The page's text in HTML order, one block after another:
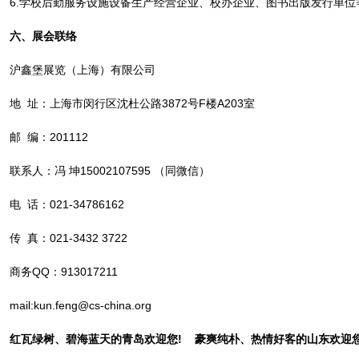
六、展会联络
沪鑫堡展览（上海）有限公司
地 址：上海市闵行区沈杜公路3872号F楼A203室
邮 编：201112
联系人：冯 坤15002107595 （同微信）
电 话：021-34786162
传 真：021-3432 3722
商务QQ：913017211
mail:kun.feng@cs-china.org
红瓦绿树、碧海蓝天的青岛欢迎您! 豪爽纯朴、热情好客的山东欢迎